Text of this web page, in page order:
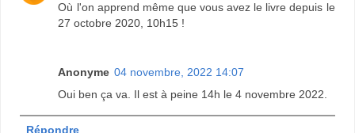
Où l'on apprend même que vous avez le livre depuis le
27 octobre 2020, 10h15 !
Anonyme 04 novembre, 2022 14:07
Oui ben ça va. Il est à peine 14h le 4 novembre 2022.
Répondre